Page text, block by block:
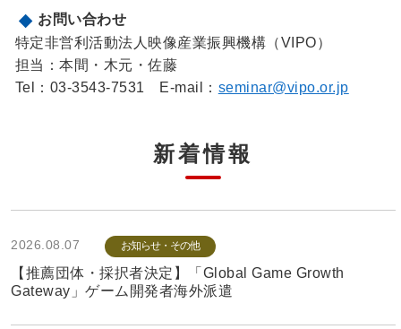
お問い合わせ
特定非営利活動法人映像産業振興機構（VIPO）
担当：本間・木元・佐藤
Tel：03-3543-7531 E-mail： seminar@vipo.or.jp
新着情報
2026.08.07 お知らせ・その他
【推薦団体・採択者決定】「Global Game Growth
Gateway」ゲーム開発者海外派遣